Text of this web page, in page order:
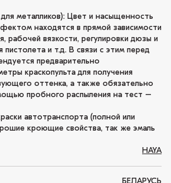
металликов): Цвет и насыщенность
находятся в прямой зависимости
рабочей вязкости, регулировки дюзы и
пистолета и т.д. В связи с этим перед
предварительно
краскопульта для получения
оттенка, а также обязательно
пробного распыления на тест –
автотранспорта (полной или
кроющие свойства, так же эмаль
HAYA